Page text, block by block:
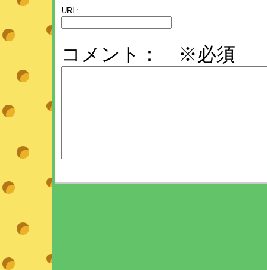
URL:
コメント： ※必須